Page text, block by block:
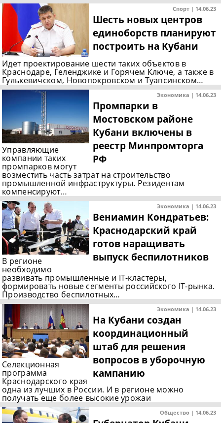
Спорт | 14.06.23
Шесть новых центров
единоборств планируют
построить на Кубани
Идет проектирование шести таких объектов в
Краснодаре, Геленджике и Горячем Ключе, а также в
Гулькевичском, Новопокровском и Туапсинском…
Экономика | 14.06.23
Промпарки в
Мостовском районе
Кубани включены в
реестр Минпромторга
РФ
Управляющие
компании таких
промпарков могут
возместить часть затрат на строительство
промышленной инфраструктуры. Резидентам
компенсируют…
Экономика | 14.06.23
Вениамин Кондратьев:
Краснодарский край
готов наращивать
выпуск беспилотников
В регионе
необходимо
развивать промышленные и IT-кластеры,
формировать новые сегменты российского IТ-рынка.
Производство беспилотных…
Экономика | 14.06.23
На Кубани создан
координационный
штаб для решения
вопросов в уборочную
кампанию
Селекционная
программа
Краснодарского края
одна из лучших в России. И в регионе можно
получать еще более высокие урожаи
Общество | 14.06.23